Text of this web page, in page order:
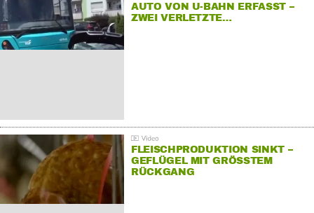
AUTO VON U-BAHN ERFASST –
ZWEI VERLETZTE…
FLEISCHPRODUKTION SINKT –
GEFLÜGEL MIT GRÖSSTEM R
ÜCKGANG